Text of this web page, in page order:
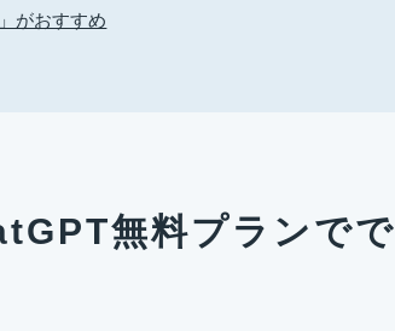
がおすすめ
無料プランでで